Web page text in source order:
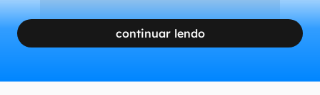
continuar lendo